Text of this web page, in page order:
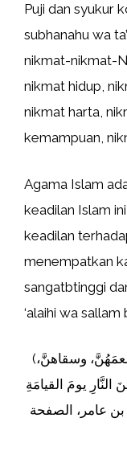
Puji dan syukur
subhanahu wa
nikmat-nikmat-
nikmat hidup,
nikmat harta,
kemampuan,
Agama Islam
keadilan Islam
keadilan
menempatkan
sangatbtinggi
‘alaihi wa sallam
(مَن كانَ لَهُ ثلاثُ بَناتٍ فصبرَ عليهنَّ، وأطعمَهُنَّ، وسقاهنَّ،
يومَ القيامَةِ). رواه
بن عامر، الصفحة